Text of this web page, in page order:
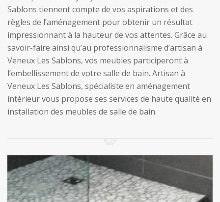
Sablons tiennent compte de vos aspirations et des
règles de l’aménagement pour obtenir un résultat
impressionnant à la hauteur de vos attentes. Grâce au
savoir-faire ainsi qu’au professionnalisme d’artisan à
Veneux Les Sablons, vos meubles participeront à
l’embellissement de votre salle de bain. Artisan à
Veneux Les Sablons, spécialiste en aménagement
intérieur vous propose ses services de haute qualité en
installation des meubles de salle de bain.